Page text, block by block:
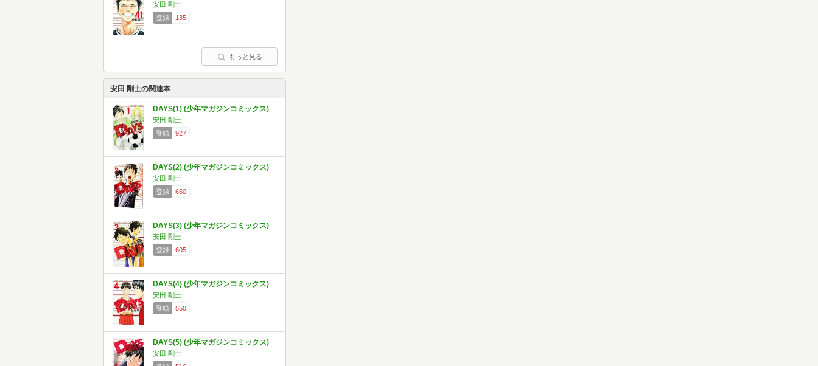
安田 剛士
登録
135
もっと見る
安田 剛士の関連本
DAYS(1) (少年マガジンコミックス)
安田 剛士
登録
927
DAYS(2) (少年マガジンコミックス)
安田 剛士
登録
650
DAYS(3) (少年マガジンコミックス)
安田 剛士
登録
605
DAYS(4) (少年マガジンコミックス)
安田 剛士
登録
550
DAYS(5) (少年マガジンコミックス)
安田 剛士